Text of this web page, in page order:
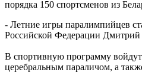
порядка 150 спортсменов из
- Летние игры паралимпийцев
Российской Федерации Дмитрий
В спортивную программу войдут
церебральным параличом, а